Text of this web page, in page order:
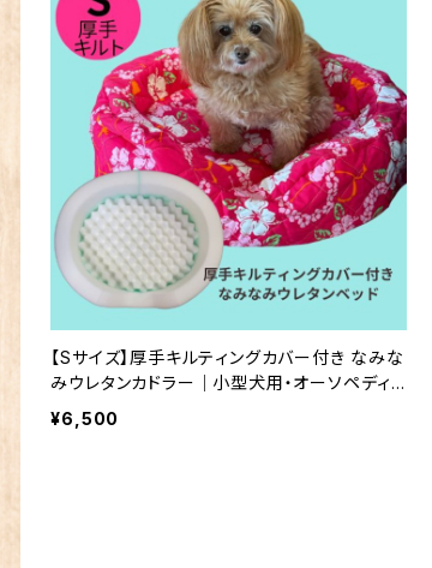
【Sサイズ】厚手キルティングカバー付き なみな
みウレタンカドラー｜小型犬用・オーソペディッ
ク犬ベッド｜日本製｜ラリーズカンパニー
¥6,500